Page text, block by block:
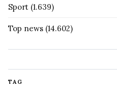
Sport (1.639)
Top news (14.602)
TAG